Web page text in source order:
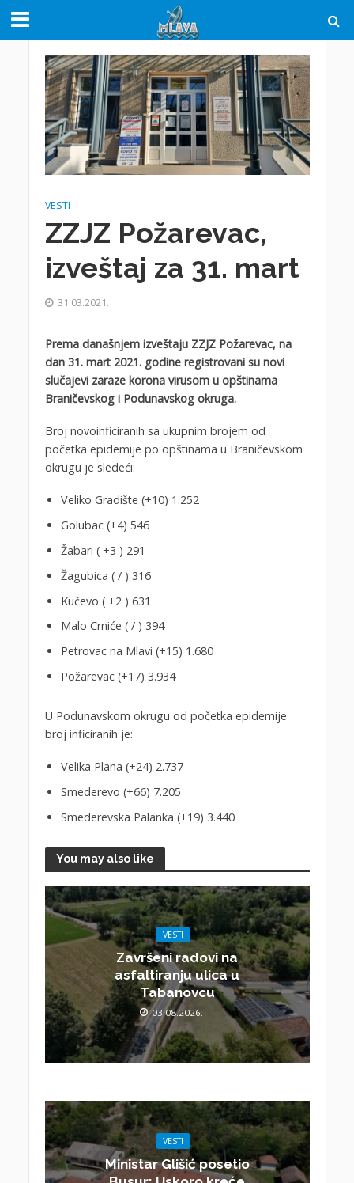
VESTI
ZZJZ Požarevac,
izveštaj za 31. mart
31.03.2021.
Prema današnjem izveštaju ZZJZ Požarevac, na
dan 31. mart 2021. godine registrovani su novi
slučajevi zaraze korona virusom u opštinama
Braničevskog i Podunavskog okruga.
Broj novoinficiranih sa ukupnim brojem od
početka epidemije po opštinama u Braničevskom
okrugu je sledeći:
Veliko Gradište (+10) 1.252
Golubac (+4) 546
Žabari ( +3 ) 291
Žagubica ( / ) 316
Kučevo ( +2 ) 631
Malo Crniće ( / ) 394
Petrovac na Mlavi (+15) 1.680
Požarevac (+17) 3.934
U Podunavskom okrugu od početka epidemije
broj inficiranih je:
Velika Plana (+24) 2.737
Smederevo (+66) 7.205
Smederevska Palanka (+19) 3.440
You may also like
VESTI
Završeni radovi na
asfaltiranju ulica u
Tabanovcu
03.08.2026.
VESTI
Ministar Glišić posetio